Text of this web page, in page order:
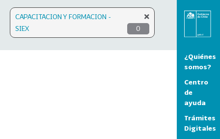
CAPACITACION Y FORMACION -
SIEX
0
¿Quiénes
somos?
Centro
de
ayuda
Trámites
Digitales